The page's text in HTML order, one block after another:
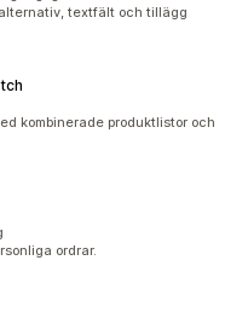
textfält och tillägg
kombinerade produktlistor och
ordrar.